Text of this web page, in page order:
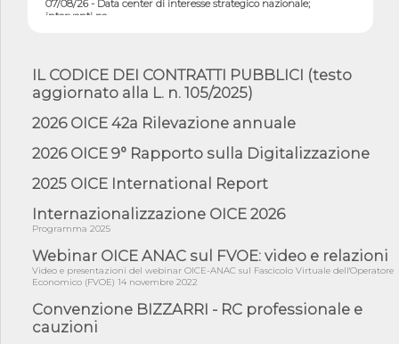
interventi pe...
07/08/26 - Ponte sullo Stretto di Messina: deliberata la
sussistenza di...
07/08/26 - Tunnel Brennero, dal Cipess via libera al quinto lotto
costr...
06/08/26 - Istat, produzione industriale in calo dell'1% a giugno,
06/08/26 - Dal 3 agosto in vigore l'obbligo di energie rinnovabili
con ...
06/08/26 - DL PA approvato in Cdm: contributi per
riqualificazione sism...
06/08/26 - CdM: approvato il d.lgs. di adeguamento all’AI Act in
mate...
06/08/26 - DDL delegazione europea in Cdm per recepimento
norme UE in m...
IL CODICE DEI CONTRATTI PUBBLICI (testo
aggiornato alla L. n. 105/2025)
2026 OICE 42a Rilevazione annuale
2026 OICE 9° Rapporto sulla Digitalizzazione
2025 OICE International Report
Internazionalizzazione OICE 2026
Programma 2025
Webinar OICE ANAC sul FVOE: video e relazioni
Video e presentazioni del webinar OICE-ANAC sul Fascicolo Virtuale dell'Operatore
Economico (FVOE) 14 novembre 2022
Convenzione BIZZARRI - RC professionale e
cauzioni